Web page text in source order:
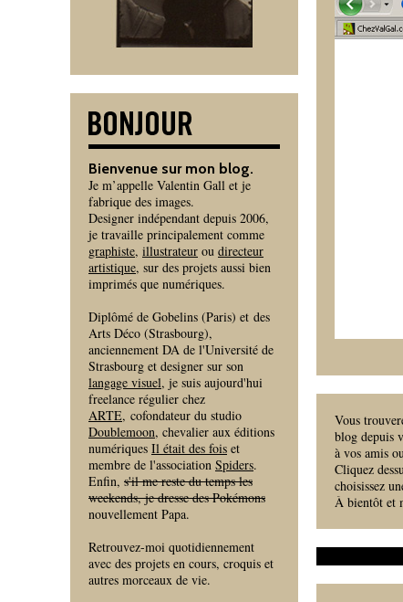
Vous
blog depuis
à vos amis
Cliquez
choisissez
À bientôt et
Bienvenue sur mon blog.
Je m’appelle Valentin Gall et je
fabrique des images.
Designer indépendant depuis 2006,
je travaille principalement comme
graphiste, illustrateur ou directeur
artistique, sur des projets aussi bien
imprimés que numériques.
Diplômé de Gobelins (Paris) et des
Arts Déco (Strasbourg),
anciennement DA de l'Université de
Strasbourg et designer sur son
langage visuel, je suis aujourd'hui
freelance régulier chez
ARTE, cofondateur du studio
Doublemoon, chevalier aux éditions
numériques Il était des fois et
membre de l'association Spiders.
Enfin, s'il me reste du temps les
weekends, je dresse des Pokémons
nouvellement Papa.
Retrouvez-moi quotidiennement
avec des projets en cours, croquis et
autres morceaux de vie.